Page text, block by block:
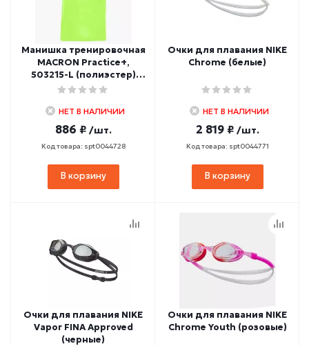
Манишка тренировочная
MACRON Practice+,
503215-L (полиэстер)
желтый
НЕТ В НАЛИЧИИ
886 ₽ /шт.
Код товара: spt0044728
В корзину
Очки для плавания NIKE
Chrome (белые)
НЕТ В НАЛИЧИИ
2 819 ₽ /шт.
Код товара: spt0044771
В корзину
Очки для плавания NIKE
Vapor FINA Approved
(черные)
Очки для плавания NIKE
Chrome Youth (розовые)